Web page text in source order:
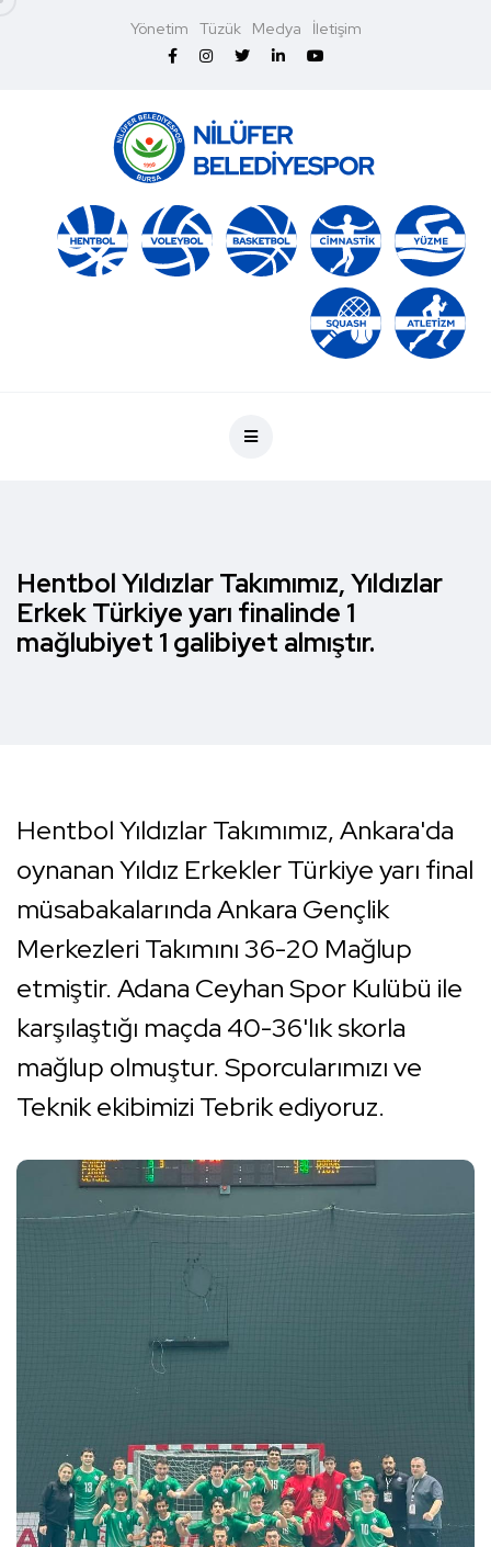
Yönetim Tüzük Medya İletişim
Hentbol Yıldızlar Takımımız, Yıldızlar
Erkek Türkiye yarı finalinde 1
mağlubiyet 1 galibiyet almıştır.
Hentbol Yıldızlar Takımımız, Ankara'da
oynanan Yıldız Erkekler Türkiye yarı final
müsabakalarında Ankara Gençlik
Merkezleri Takımını 36-20 Mağlup
etmiştir. Adana Ceyhan Spor Kulübü ile
karşılaştığı maçda 40-36'lık skorla
mağlup olmuştur. Sporcularımızı ve
Teknik ekibimizi Tebrik ediyoruz.